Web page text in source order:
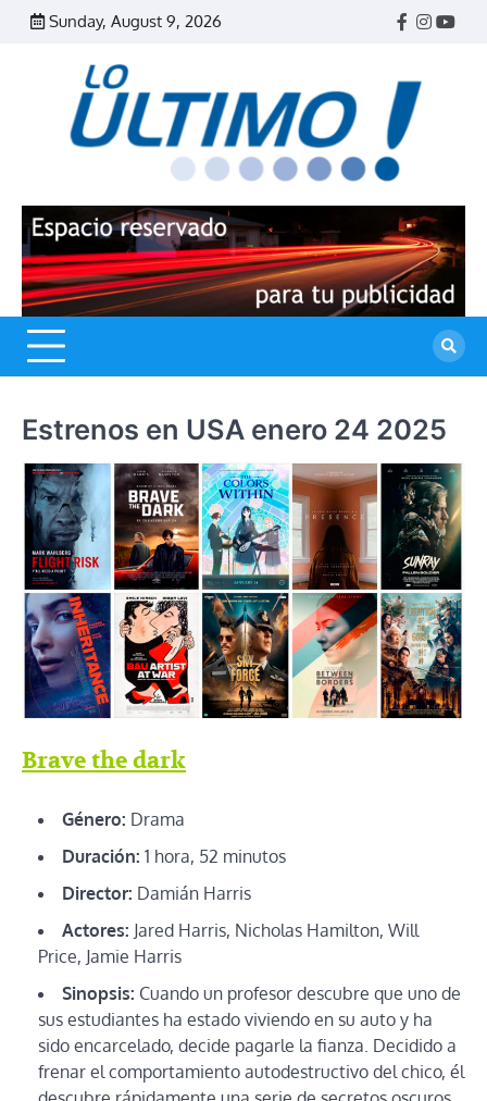
Skip
Sunday, August 9, 2026
Facebook
Estrenos en USA enero 24 2025
Brave the dark
Género: Drama
Duración: 1 hora, 52 minutos
Director: Damián Harris
Actores: Jared Harris, Nicholas Hamilton, Will
Price, Jamie Harris
Sinopsis: Cuando un profesor descubre que uno de
sus estudiantes ha estado viviendo en su auto y ha
sido encarcelado, decide pagarle la fianza. Decidido a
frenar el comportamiento autodestructivo del chico, él